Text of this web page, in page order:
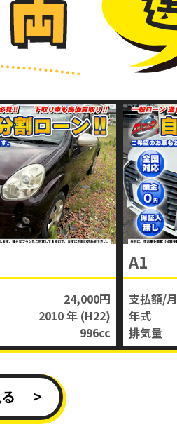
24,000円
2010 年 (H22)
996cc
A1
支払額/月
年式
排気量